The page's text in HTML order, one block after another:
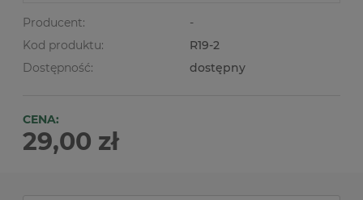
Producent:
-
Kod produktu:
R19-2
Dostępność:
dostępny
CENA:
29,00 zł